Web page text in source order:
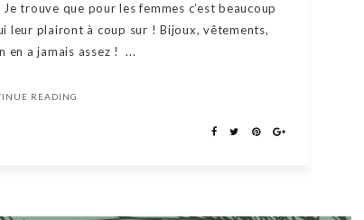
trouve que pour les femmes c’est beaucoup
leur plairont à coup sur ! Bijoux, vêtements,
en a jamais assez ! ...
READING